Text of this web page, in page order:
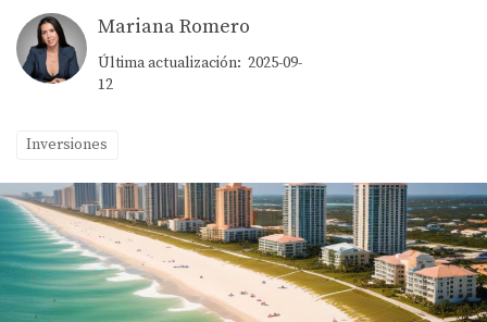
Mariana Romero
Última actualización: 2025-09-
12
Inversiones